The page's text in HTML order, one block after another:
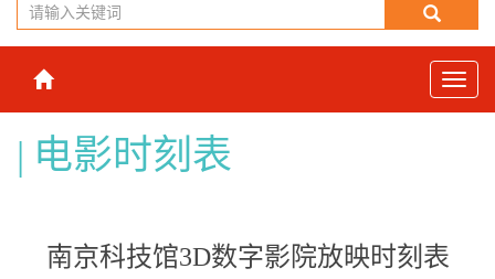
电影时刻表
南京科技馆3D数字影院放映时刻表